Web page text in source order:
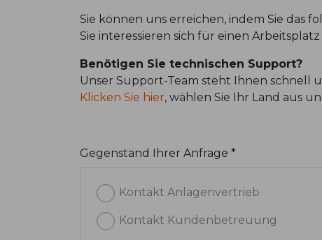
Sie können uns erreichen, indem Sie das
Sie interessieren sich für einen
Benötigen Sie technischen Support?
Unser Support-Team steht Ihnen schnell
Klicken Sie hier, wählen Sie Ihr Land aus
Gegenstand Ihrer Anfrage *
Kontakt Anlagenvertrieb
Kontakt Kundenbetreuung